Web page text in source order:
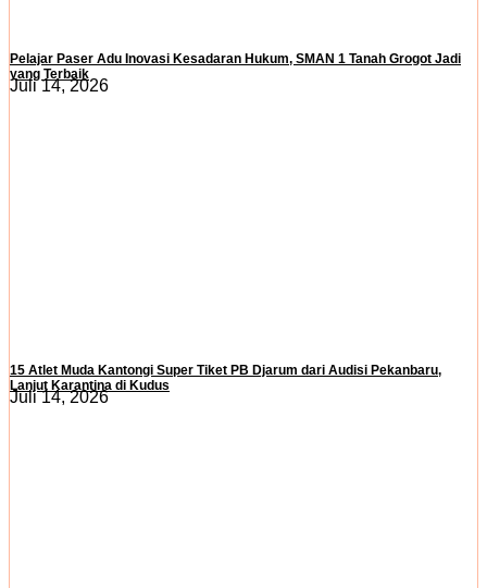
Pelajar Paser Adu Inovasi Kesadaran Hukum, SMAN 1 Tanah Grogot Jadi
yang Terbaik
Juli 14, 2026
15 Atlet Muda Kantongi Super Tiket PB Djarum dari Audisi Pekanbaru,
Lanjut Karantina di Kudus
Juli 14, 2026